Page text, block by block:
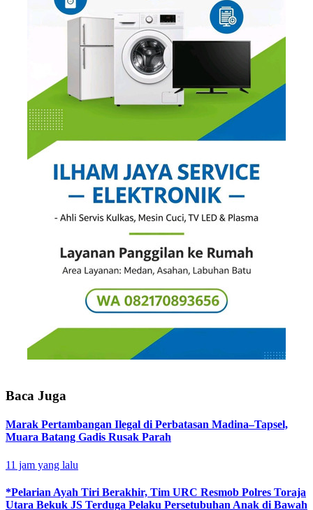
Baca Juga
Marak Pertambangan Ilegal di Perbatasan Madina–Tapsel,
Muara Batang Gadis Rusak Parah
11 jam yang lalu
*Pelarian Ayah Tiri Berakhir, Tim URC Resmob Polres Toraja
Utara Bekuk JS Terduga Pelaku Persetubuhan Anak di Bawah